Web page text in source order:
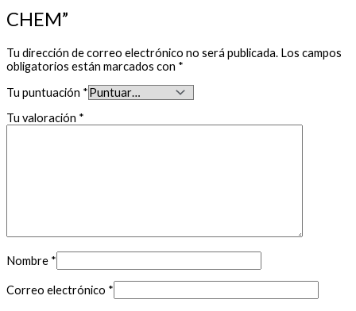
CHEM”
Tu dirección de correo electrónico no será publicada. Los campos
obligatorios están marcados con *
Tu puntuación *
Tu valoración *
Nombre *
Correo electrónico *